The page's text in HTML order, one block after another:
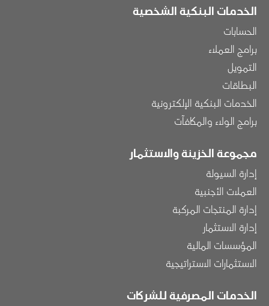
الخدمات البنكية الشخصية
الحسابات
برامج العملاء
التمويل
البطاقات
الخدمات البنكية الإلكترونية
برامج الولاء والمكافآت
مجموعة الخزينة والاستثمار
إدارة السيولة
العملات الأجنبية
إدارة المنتجات المركبة
إدارة الاستثمار
المؤسسات المالية
الاستثمارات الاستراتيجية
الخدمات المصرفية للشركات